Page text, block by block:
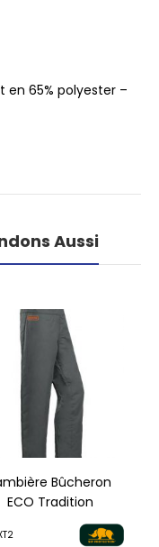
en 65% polyester –
Aussi
Bûcheron
ECO Tradition